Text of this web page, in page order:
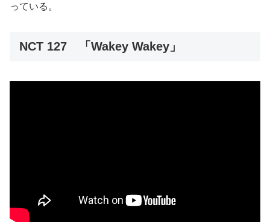
っている。
NCT 127 「Wakey Wakey」